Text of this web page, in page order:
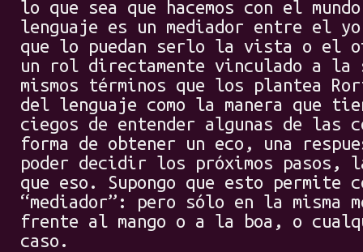
lo que sea que hacemos con el
lenguaje es un mediador entre el
que lo puedan serlo la vista o el
un rol directamente vinculado a la
mismos términos que los plantea
del lenguaje como la manera que
ciegos de entender algunas de las
forma de obtener un eco, una
poder decidir los próximos pasos,
que eso. Supongo que esto permite
“mediador”: pero sólo en la misma
frente al mango o a la boa, o
caso.